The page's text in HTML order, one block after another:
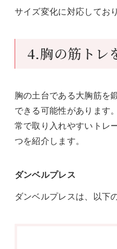
サイズ変化に対応してお
4.胸の筋トレ
胸の土台である大胸筋を
できる可能性があります
常で取り入れやすいトレ
つを紹介します。
ダンベルプレス
ダンベルプレスは、以下